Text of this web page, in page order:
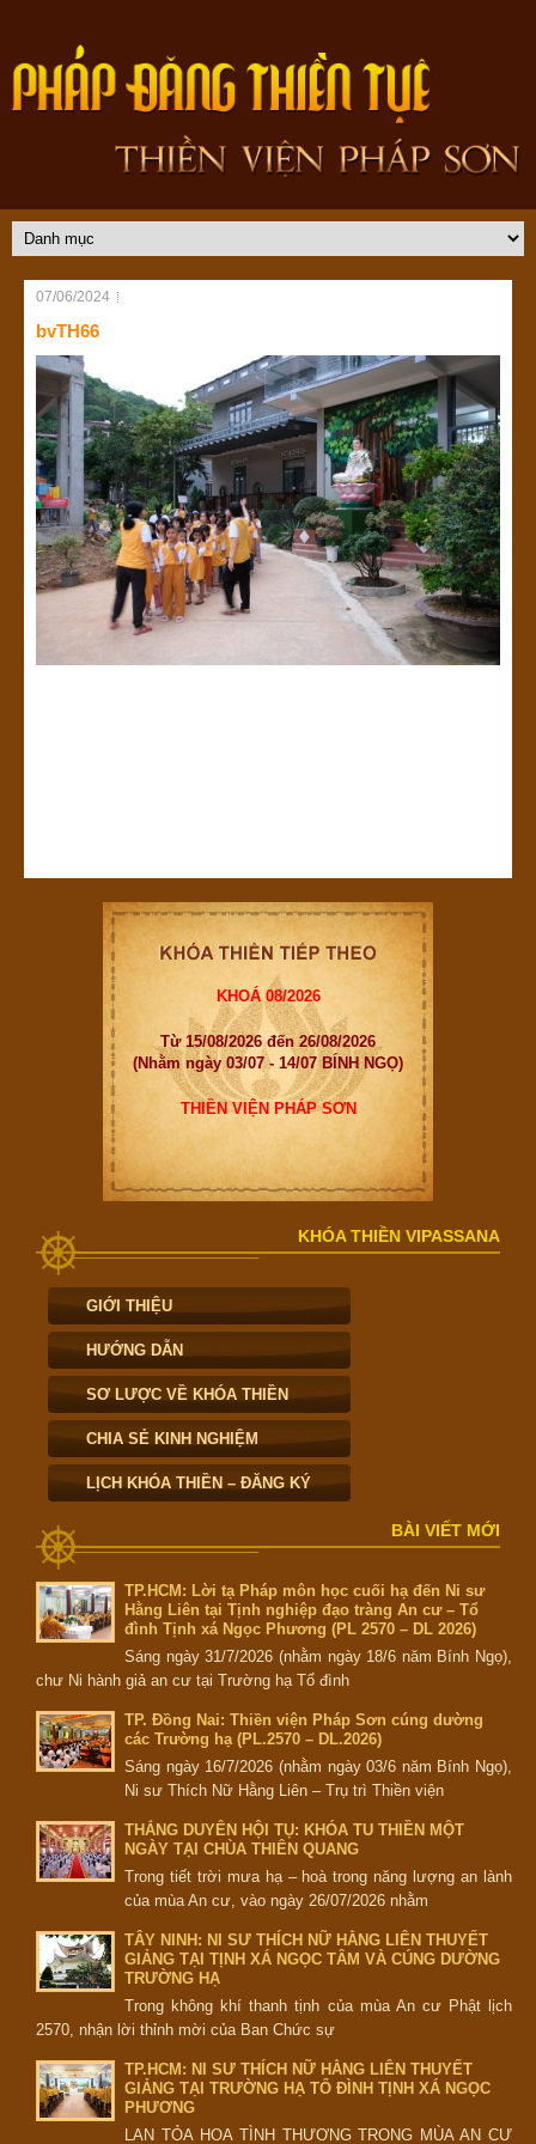
07/06/2024
bvTH66
KHOÁ 08/2026
Từ 15/08/2026 đến 26/08/2026
(Nhằm ngày 03/07 - 14/07 BÍNH NGỌ)
THIỀN VIỆN PHÁP SƠN
KHÓA THIỀN VIPASSANA
GIỚI THIỆU
HƯỚNG DẪN
SƠ LƯỢC VỀ KHÓA THIỀN
CHIA SẺ KINH NGHIỆM
LỊCH KHÓA THIỀN – ĐĂNG KÝ
BÀI VIẾT MỚI
TP.HCM: Lời tạ Pháp môn học cuối hạ đến Ni sư
Hằng Liên tại Tịnh nghiệp đạo tràng An cư – Tổ
đình Tịnh xá Ngọc Phương (PL 2570 – DL 2026)
Sáng ngày 31/7/2026 (nhằm ngày 18/6 năm Bính Ngọ),
chư Ni hành giả an cư tại Trường hạ Tổ đình
TP. Đồng Nai: Thiền viện Pháp Sơn cúng dường
các Trường hạ (PL.2570 – DL.2026)
Sáng ngày 16/7/2026 (nhằm ngày 03/6 năm Bính Ngọ),
Ni sư Thích Nữ Hằng Liên – Trụ trì Thiền viện
THẮNG DUYÊN HỘI TỤ: KHÓA TU THIỀN MỘT
NGÀY TẠI CHÙA THIÊN QUANG
Trong tiết trời mưa hạ – hoà trong năng lượng an lành
của mùa An cư, vào ngày 26/07/2026 nhằm
TÂY NINH: NI SƯ THÍCH NỮ HẰNG LIÊN THUYẾT
GIẢNG TẠI TỊNH XÁ NGỌC TÂM VÀ CÚNG DƯỜNG
TRƯỜNG HẠ
Trong không khí thanh tịnh của mùa An cư Phật lịch
2570, nhận lời thỉnh mời của Ban Chức sự
TP.HCM: NI SƯ THÍCH NỮ HẰNG LIÊN THUYẾT
GIẢNG TẠI TRƯỜNG HẠ TỔ ĐÌNH TỊNH XÁ NGỌC
PHƯƠNG
LAN TỎA HOA TÌNH THƯƠNG TRONG MÙA AN CƯ